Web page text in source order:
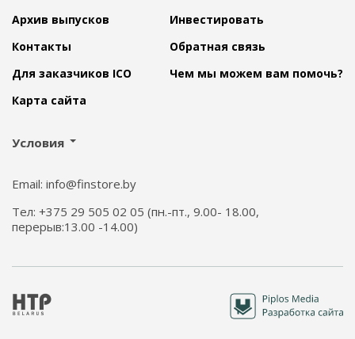
Архив выпусков
Инвестировать
Контакты
Обратная связь
Для заказчиков ICO
Чем мы можем вам помочь?
Карта сайта
Условия
Email: info@finstore.by
Тел: +375 29 505 02 05 (пн.-пт., 9.00- 18.00,
перерыв:13.00 -14.00)